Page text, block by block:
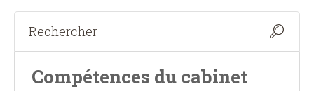
Compétences du cabinet